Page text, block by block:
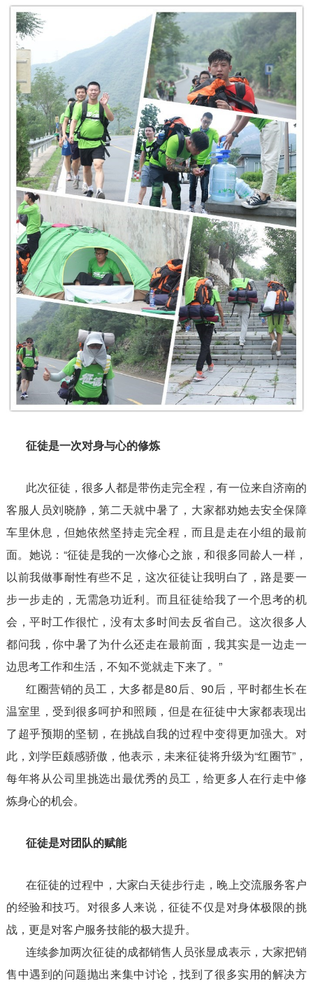
征徒是一次对身与心的修炼
此次征徒，很多人都是带伤走完全程，有一位来自济南的
客服人员刘晓静，第二天就中暑了，大家都劝她去安全保障
车里休息，但她依然坚持走完全程，而且是走在小组的最前
面。她说：“征徒是我的一次修心之旅，和很多同龄人一样，
以前我做事耐性有些不足，这次征徒让我明白了，路是要一
步一步走的，无需急功近利。而且征徒给我了一个思考的机
会，平时工作很忙，没有太多时间去反省自己。这次很多人
都问我，你中暑了为什么还走在最前面，我其实是一边走一
边思考工作和生活，不知不觉就走下来了。”
红圈营销的员工，大多都是80后、90后，平时都生长在
温室里，受到很多呵护和照顾，但是在征徒中大家都表现出
了超乎预期的坚韧，在挑战自我的过程中变得更加强大。对
此，刘学臣颇感骄傲，他表示，未来征徒将升级为“红圈节”，
每年将从公司里挑选出最优秀的员工，给更多人在行走中修
炼身心的机会。
征徒是对团队的赋能
在征徒的过程中，大家白天徒步行走，晚上交流服务客户
的经验和技巧。对很多人来说，征徒不仅是对身体极限的挑
战，更是对客户服务技能的极大提升。
连续参加两次征徒的成都销售人员张显成表示，大家把销
售中遇到的问题抛出来集中讨论，找到了很多实用的解决方